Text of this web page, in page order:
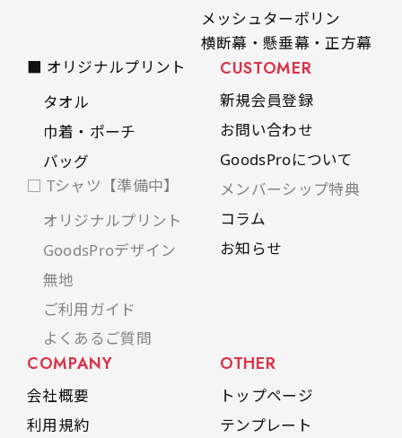
メッシュターポリン
横断幕・懸垂幕・正方幕
■ オリジナルプリント
タオル
巾着・ポーチ
バッグ
□ Tシャツ【準備中】
オリジナルプリント
GoodsProデザイン
無地
ご利用ガイド
よくあるご質問
CUSTOMER
新規会員登録
お問い合わせ
GoodsProについて
メンバーシップ特典
コラム
お知らせ
COMPANY
会社概要
利用規約
OTHER
トップページ
テンプレート